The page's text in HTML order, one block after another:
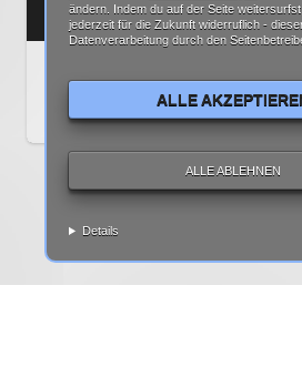
YOUTUBE OHNE WERBUNG SEHEN:
In diesem Artikel zeigen wir Euch eine App
ändern. Indem du auf der Seite
jederzeit für die Zukunft widerruflich -
Datenverarbeitung durch den
ALLE
ALLE ABLEHNEN
Details